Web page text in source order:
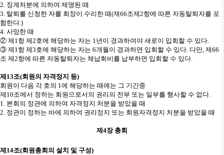
2. 징계처분에 의하여 제명된 때
3. 탈퇴를 신청한 자를 회장이 수리한 때(제66조제2항에 따른 자동탈퇴자를 포
함한다.)
4. 사망한 때
② 제 1항 제2호에 해당하는 자는 1년이 경과하여야 새로이 입회할 수 있다.
③ 제 1항 제3호에 해당하는 자는 6개월이 경과하면 입회할 수 있다. 다만, 제66
조 제2항에 따른 자동탈퇴자는 체납회비를 납부하면 입회할 수 있다.
제 13조(회원의 자격정지 등)
회원이 다음 각 호의 1에 해당하는 때에는 그 기간중
제 10조에서 정하는 회원으로서의 권리의 전부 또는 일부를 행사할 수 없다.
1. 본회의 정관에 의하여 자격정지 처분을 받았을 때
2. 정관이 정하는 바에 의하여 권리정지 또는 회원자격정지 처분을 받았을 때
제 4장 총회
제 14조(회원총회의 설치 및 구성)